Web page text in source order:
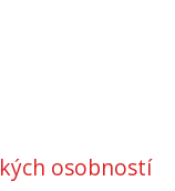
osobností